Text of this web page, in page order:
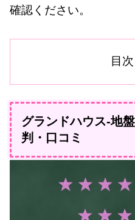
確認ください。
目次
グランドハウス-地
判・口コミ